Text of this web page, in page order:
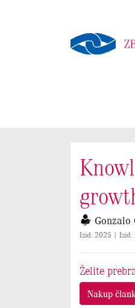
Gonzalo
Izid: 2025 | Izid:
Želite
Nakup